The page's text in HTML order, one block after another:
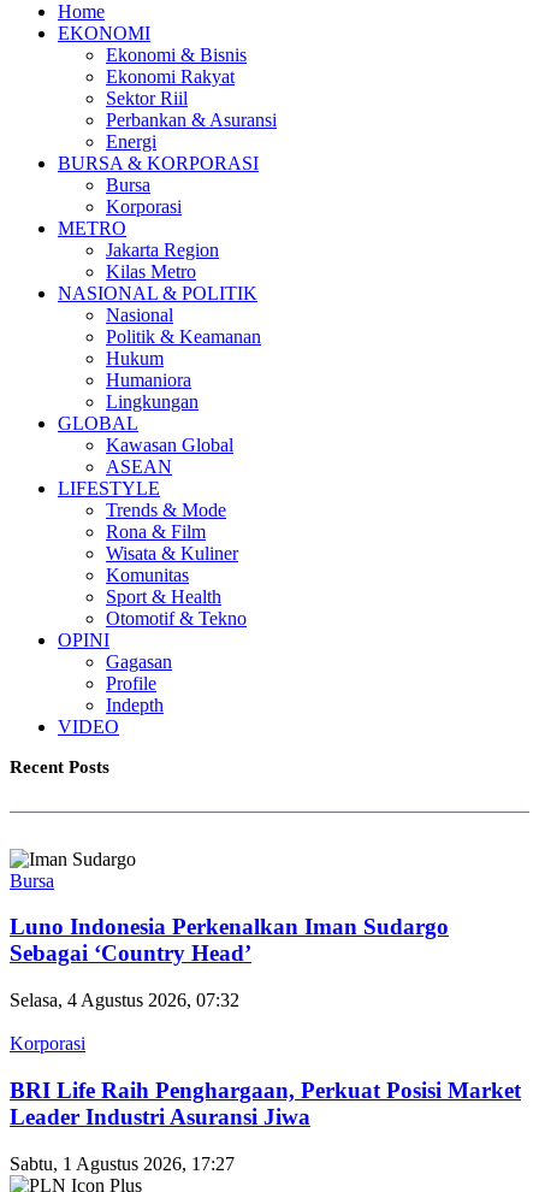
Home
EKONOMI
Ekonomi & Bisnis
Ekonomi Rakyat
Sektor Riil
Perbankan & Asuransi
Energi
BURSA & KORPORASI
Bursa
Korporasi
METRO
Jakarta Region
Kilas Metro
NASIONAL & POLITIK
Nasional
Politik & Keamanan
Hukum
Humaniora
Lingkungan
GLOBAL
Kawasan Global
ASEAN
LIFESTYLE
Trends & Mode
Rona & Film
Wisata & Kuliner
Komunitas
Sport & Health
Otomotif & Tekno
OPINI
Gagasan
Profile
Indepth
VIDEO
Recent Posts
Bursa
Luno Indonesia Perkenalkan Iman Sudargo
Sebagai ‘Country Head’
Selasa, 4 Agustus 2026, 07:32
Korporasi
BRI Life Raih Penghargaan, Perkuat Posisi Market
Leader Industri Asuransi Jiwa
Sabtu, 1 Agustus 2026, 17:27